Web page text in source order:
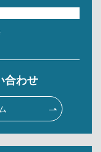
合わせ